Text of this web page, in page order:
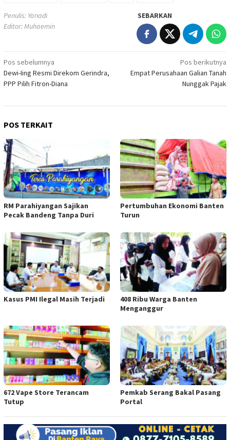
Penulis: Yanadi
Editor: Muhaemin
SEBARKAN
Navigasi
pos
Pos sebelumnya
Dewi-Iing Resmi Direkom Gerindra,
PPP Pilih Fitron-Diana
Pos berikutnya
Empat Perusahaan Galian Tanah
Nunggak Pajak
POS TERKAIT
RM Parahiyangan Sajikan
Pecak Bandeng Tanpa Duri
Pertumbuhan Ekonomi Banten
Turun
Kasus PMI Ilegal Masih Terjadi
408 Ribu Warga Banten
Menganggur
672 Vape Store Terancam
Tutup
Pemkab Serang Bakal Pasang
Portal